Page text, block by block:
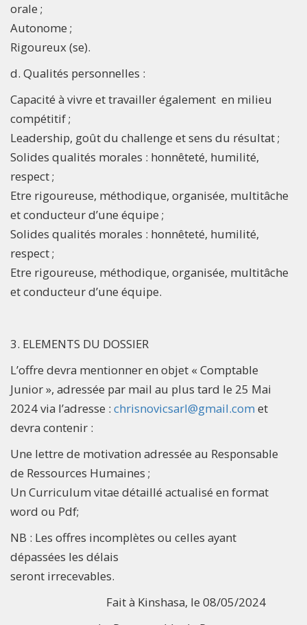
orale ;
Autonome ;
Rigoureux (se).
d. Qualités personnelles :
Capacité à vivre et travailler également en milieu
compétitif ;
Leadership, goût du challenge et sens du résultat ;
Solides qualités morales : honnêteté, humilité,
respect ;
Etre rigoureuse, méthodique, organisée, multitâche
et conducteur d’une équipe ;
Solides qualités morales : honnêteté, humilité,
respect ;
Etre rigoureuse, méthodique, organisée, multitâche
et conducteur d’une équipe.
3. ELEMENTS DU DOSSIER
L’offre devra mentionner en objet « Comptable
Junior », adressée par mail au plus tard le 25 Mai
2024 via l’adresse : chrisnovicsarl@gmail.com et
devra contenir :
Une lettre de motivation adressée au Responsable
de Ressources Humaines ;
Un Curriculum vitae détaillé actualisé en format
word ou Pdf;
NB : Les offres incomplètes ou celles ayant
dépassées les délais
seront irrecevables.
Fait à Kinshasa, le 08/05/2024